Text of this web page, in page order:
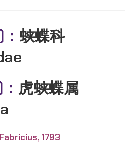
蛱蝶科
虎蛱蝶属
Fabricius, 1793